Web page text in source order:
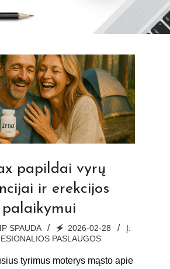
papildai vyrų
ir erekcijos
palaikymui
SPAUDA 🗲 2026-02-28
Į:
PASLAUGOS
tyrimus moterys mąsto apie